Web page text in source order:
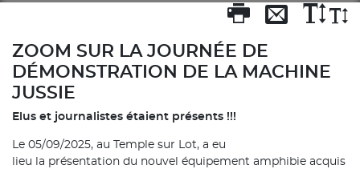
ZOOM SUR LA JOURNÉE DE
DÉMONSTRATION DE LA MACHINE
JUSSIE
Elus et journalistes étaient présents !!!
Le 05/09/2025, au Temple sur Lot, a eu
lieu la présentation du nouvel équipement amphibie acquis